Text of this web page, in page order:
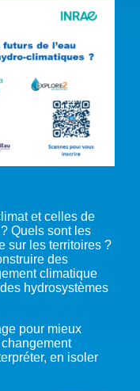
et celles de
Quels sont les
sur les territoires ?
des
climatique
hydrosystèmes
pour mieux
en isoler